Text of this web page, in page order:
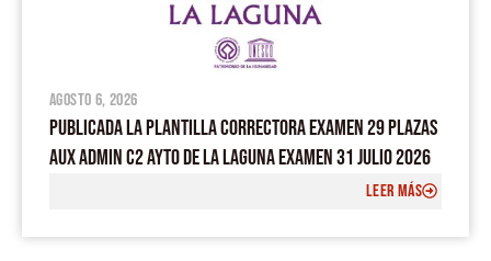
agosto 6, 2026
PUBLICADA LA PLANTILLA CORRECTORA EXAMEN 29 PLAZAS
AUX ADMIN C2 AYTO DE LA LAGUNA EXAMEN 31 JULIO 2026
LEER MÁS